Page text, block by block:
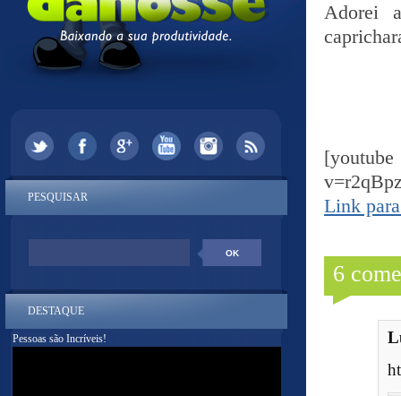
Adorei
Link
6
PESQUISAR
DESTAQUE
Pessoas são Incríveis!